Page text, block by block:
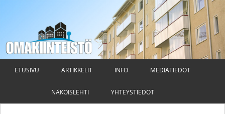
Taloyhtiön hallituksen ja isännöitsijän ammattilehti
Siirry
sisältöön
ETUSIVU ARTIKKELIT INFO MEDIATIEDOT
NÄKÖISLEHTI YHTEYSTIEDOT